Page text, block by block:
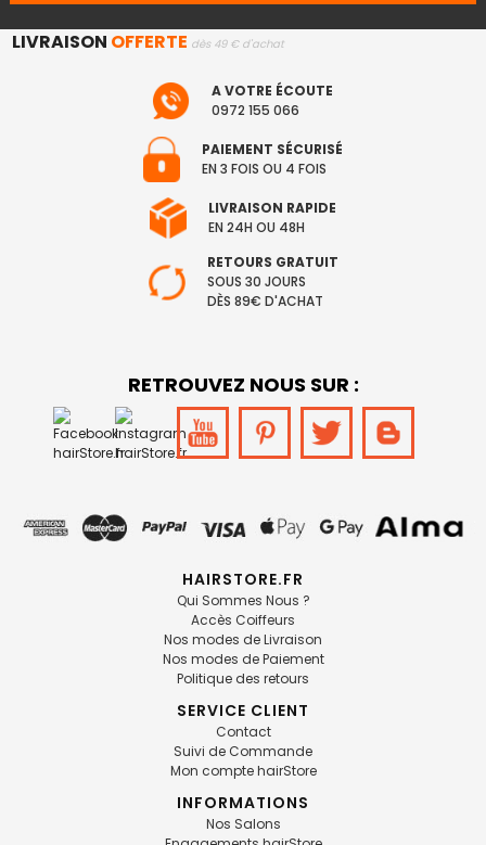
LIVRAISON OFFERTE dès 49 € d'achat
A VOTRE ÉCOUTE
0972 155 066
PAIEMENT SÉCURISÉ
EN 3 FOIS OU 4 FOIS
LIVRAISON RAPIDE
EN 24H OU 48H
RETOURS GRATUIT
SOUS 30 JOURS
DÈS 89€ D'ACHAT
RETROUVEZ NOUS SUR :
HAIRSTORE.FR
Qui Sommes Nous ?
Accès Coiffeurs
Nos modes de Livraison
Nos modes de Paiement
Politique des retours
SERVICE CLIENT
Contact
Suivi de Commande
Mon compte hairStore
INFORMATIONS
Nos Salons